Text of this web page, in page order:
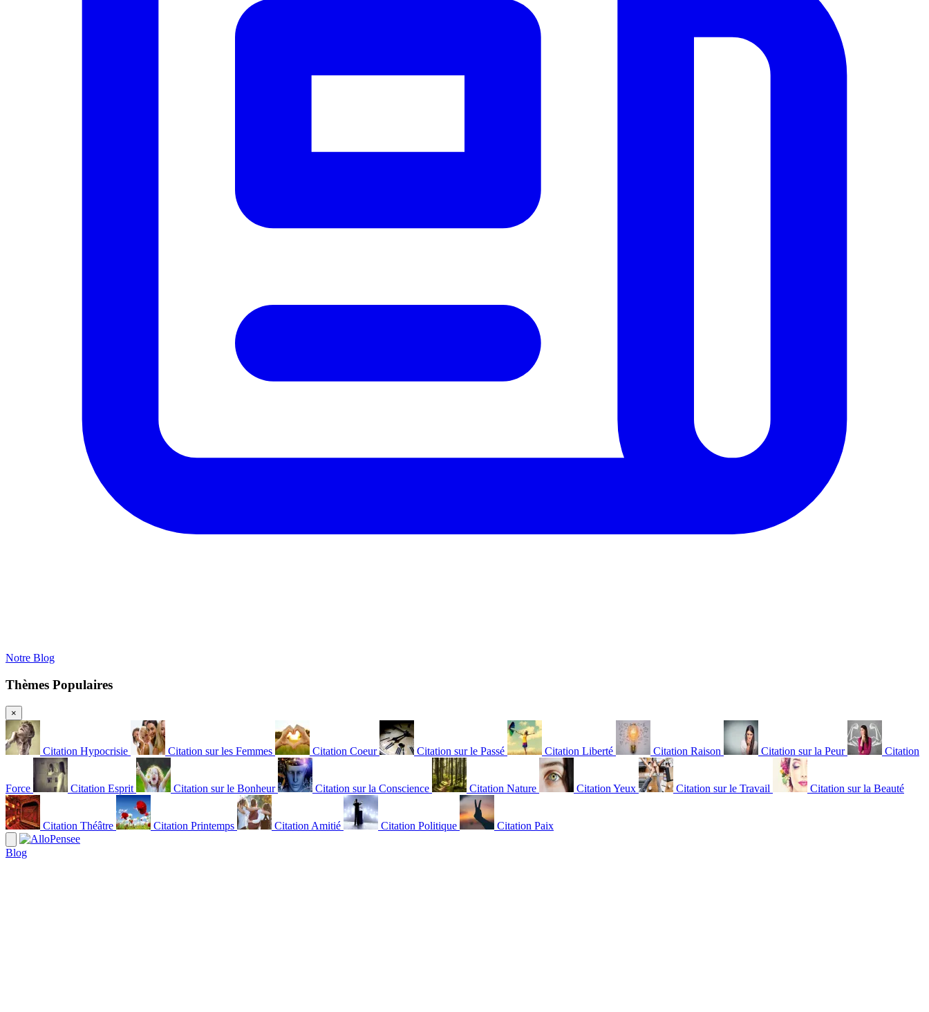
Notre Blog
Thèmes Populaires
×
Citation Hypocrisie Citation sur les Femmes Citation Coeur Citation sur le Passé Citation Liberté Citation Raison Citation sur la Peur Citation
Force Citation Esprit Citation sur le Bonheur Citation sur la Conscience Citation Nature Citation Yeux Citation sur le Travail Citation sur la Beauté
Citation Théâtre Citation Printemps Citation Amitié Citation Politique Citation Paix
Blog